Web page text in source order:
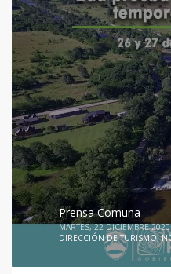
Prensa Comuna
MARTES, 22 DICIEMBRE 2020
DIRECCIÓN DE TURISMO,